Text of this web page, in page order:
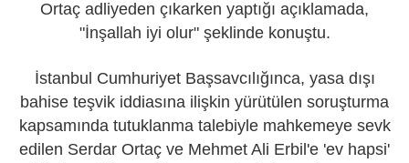
Ortaç adliyeden çıkarken yaptığı açıklamada,
"İnşallah iyi olur" şeklinde konuştu.
İstanbul Cumhuriyet Başsavcılığınca, yasa dışı
bahise teşvik iddiasına ilişkin yürütülen soruşturma
kapsamında tutuklanma talebiyle mahkemeye sevk
edilen Serdar Ortaç ve Mehmet Ali Erbil'e 'ev hapsi'